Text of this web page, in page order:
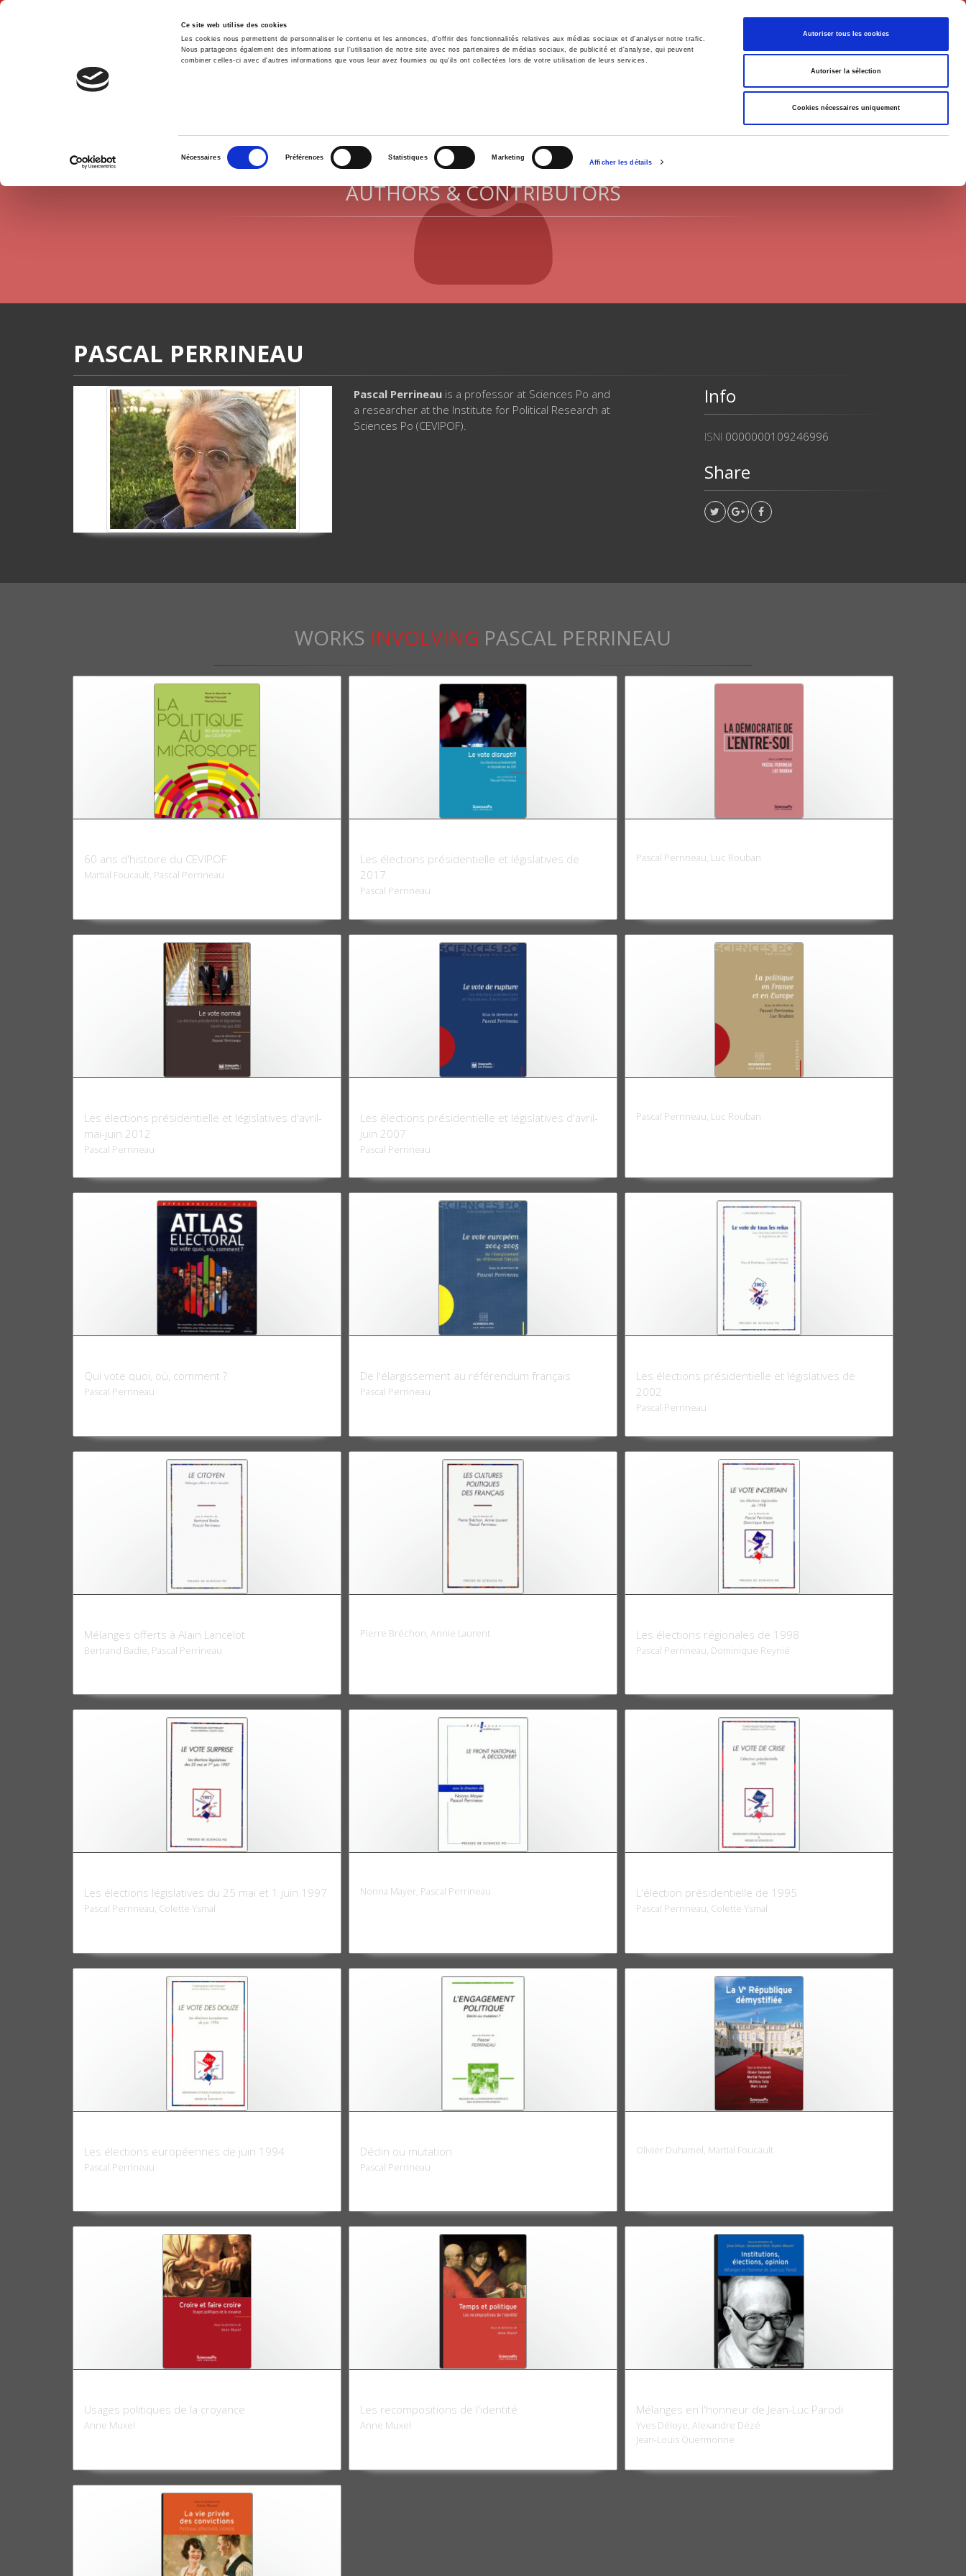
Ce site web utilise des cookies
Les cookies nous permettent de personnaliser le contenu et les annonces, d'offrir des fonctionnalités relatives aux médias sociaux et d'analyser notre trafic.
Nous partageons également des informations sur l'utilisation de notre site avec nos partenaires de médias sociaux, de publicité et d'analyse, qui peuvent
combiner celles-ci avec d'autres informations que vous leur avez fournies ou qu'ils ont collectées lors de votre utilisation de leurs services.
consentement
Nécessaires Préférences Statistiques Marketing
Afficher les détails
Autoriser tous les cookies
Autoriser la sélection
Cookies nécessaires uniquement
English
Home Environment History International Politics
AUTHORS & CONTRIBUTORS
PASCAL PERRINEAU
Pascal Perrineau is a professor at Sciences Po and
a researcher at the Institute for Political Research at
Sciences Po (CEVIPOF).
Info
ISNI 0000000109246996
Share
WORKS INVOLVING PASCAL PERRINEAU
60 ans d'histoire du CEVIPOF
Martial Foucault, Pascal Perrineau
Les élections présidentielle et législatives de
2017
Pascal Perrineau
Pascal Perrineau, Luc Rouban
Les élections présidentielle et législatives d'avril-
mai-juin 2012
Pascal Perrineau
Les élections présidentielle et législatives d'avril-
juin 2007
Pascal Perrineau
Pascal Perrineau, Luc Rouban
Qui vote quoi, où, comment ?
Pascal Perrineau
De l'élargissement au référendum français
Pascal Perrineau
Les élections présidentielle et législatives de
2002
Pascal Perrineau
Mélanges offerts à Alain Lancelot
Bertrand Badie, Pascal Perrineau
Pierre Bréchon, Annie Laurent Les élections régionales de 1998
Pascal Perrineau, Dominique Reynié
Les élections législatives du 25 mai et 1 juin 1997
Pascal Perrineau, Colette Ysmal
Nonna Mayer, Pascal Perrineau L'élection présidentielle de 1995
Pascal Perrineau, Colette Ysmal
Les élections européennes de juin 1994
Pascal Perrineau
Déclin ou mutation
Pascal Perrineau
Olivier Duhamel, Martial Foucault
Usages politiques de la croyance
Anne Muxel
Les recompositions de l'identité
Anne Muxel
Mélanges en l'honneur de Jean-Luc Parodi
Yves Déloye, Alexandre Dézé
Jean-Louis Quermonne